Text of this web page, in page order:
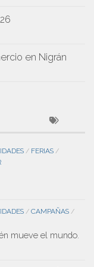
en Nigrán
/ FERIAS /
/ CAMPAÑAS /
mueve el mundo.